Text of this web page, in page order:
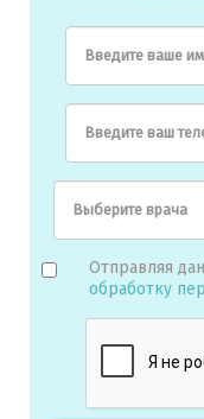
Введите ваше
Введите ваш
Отправляя
обработку